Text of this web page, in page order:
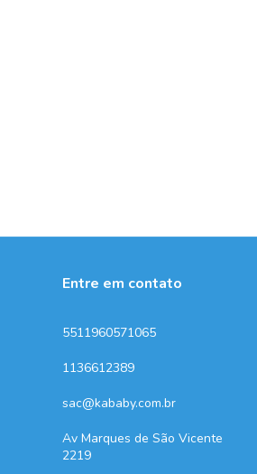
Entre em contato
5511960571065
1136612389
sac@kababy.com.br
Av Marques de São Vicente
2219